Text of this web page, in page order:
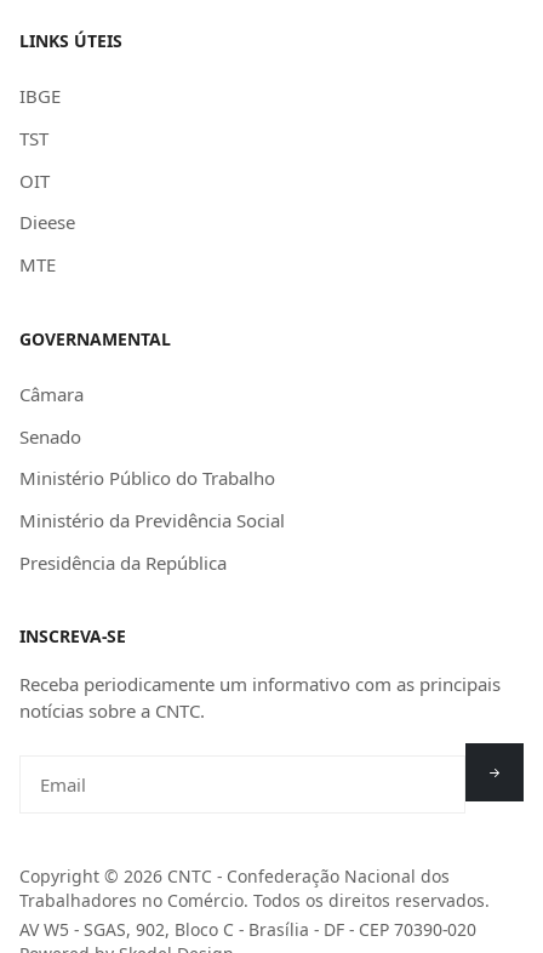
LINKS ÚTEIS
IBGE
TST
OIT
Dieese
MTE
GOVERNAMENTAL
Câmara
Senado
Ministério Público do Trabalho
Ministério da Previdência Social
Presidência da República
INSCREVA-SE
Receba periodicamente um informativo com as principais
notícias sobre a CNTC.
Copyright © 2026 CNTC - Confederação Nacional dos
Trabalhadores no Comércio. Todos os direitos reservados.
AV W5 - SGAS, 902, Bloco C - Brasília - DF - CEP 70390-020